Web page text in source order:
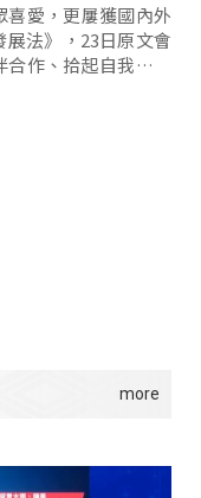
喜愛，更屢獲國內外
法》，23日原文會
作、拾起自我詮釋